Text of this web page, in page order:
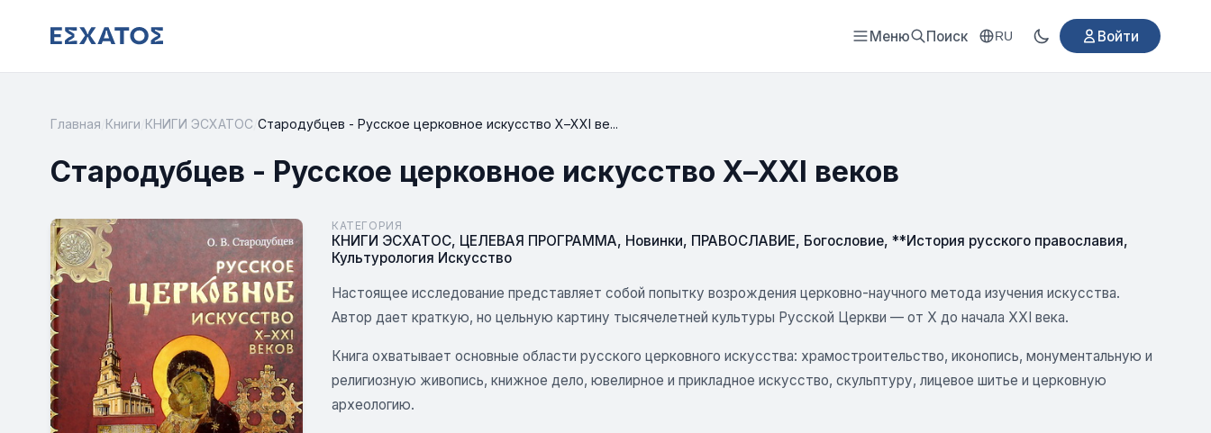
Меню Поиск RU Войти
Главная Книги КНИГИ ЭСХАТОС Стародубцев - Русское церковное искусство Х–ХХI ве...
Стародубцев - Русское церковное искусство Х–ХХI веков
КАТЕГОРИЯ
КНИГИ ЭСХАТОС, ЦЕЛЕВАЯ ПРОГРАММА, Новинки, ПРАВОСЛАВИЕ, Богословие, **История русского православия,
Культурология Искусство
Настоящее исследование представляет собой попытку возрождения церковно-научного метода изучения искусства.
Автор дает краткую, но цельную картину тысячелетней культуры Русской Церкви — от X до начала XXI века.
Книга охватывает основные области русского церковного искусства: храмостроительство, иконопись, монументальную и
религиозную живопись, книжное дело, ювелирное и прикладное искусство, скульптуру, лицевое шитье и церковную
археологию.